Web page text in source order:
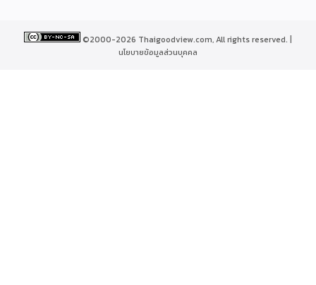
©2000-2026 Thaigoodview.com, All rights reserved. |
นโยบายข้อมูลส่วนบุคคล